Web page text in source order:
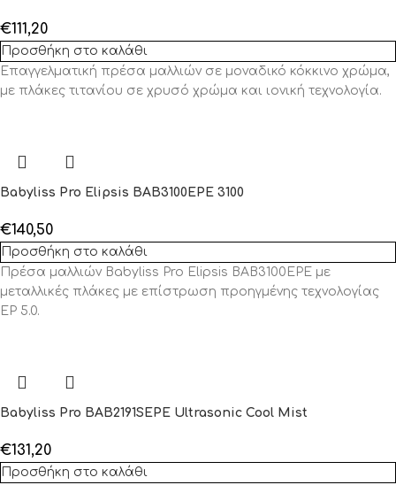
€111,20
Προσθήκη στο καλάθι
Επαγγελματική πρέσα μαλλιών σε μοναδικό κόκκινο χρώμα,
με πλάκες τιτανίου σε χρυσό χρώμα και ιονική τεχνολογία.
Babyliss Pro Elipsis BAB3100EPE 3100
€140,50
Προσθήκη στο καλάθι
Πρέσα μαλλιών Babyliss Pro Elipsis BAB3100EPE με
μεταλλικές πλάκες με επίστρωση προηγμένης τεχνολογίας
EP 5.0.
Babyliss Pro BAB2191SEPE Ultrasonic Cool Mist
€131,20
Προσθήκη στο καλάθι